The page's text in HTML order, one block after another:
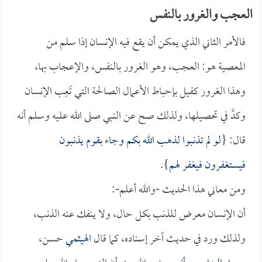
العجب والغرور بالنفس
فالأمر الثاني الذي يمكن أن يقع فيه الإنسان إذا سلم من
المعصية هو: العجب، وهو الغرور بالنفس، والإعجاب بها،
وهذا الغرور كفيل بإحباط الأعمال الصالحة التي تَعِب الإنسان
وكدَّ في تحصيلها، ولذلك صح عن النبي صلى الله عليه وسلم أنه
قال: {لو لم تذنبوا لذهب الله بكم وجاء بقوم يذنبون
فيستغفرون فيغفر لهم}.
ومن معاني هذا الحديث -والله أعلم-:
أن الإنسان معرض للذنب بكل حال، ولا ينفك عنه الذنب،
ولذلك ورد في حديث آخر إسناده، كما قالالهيثميحسن،